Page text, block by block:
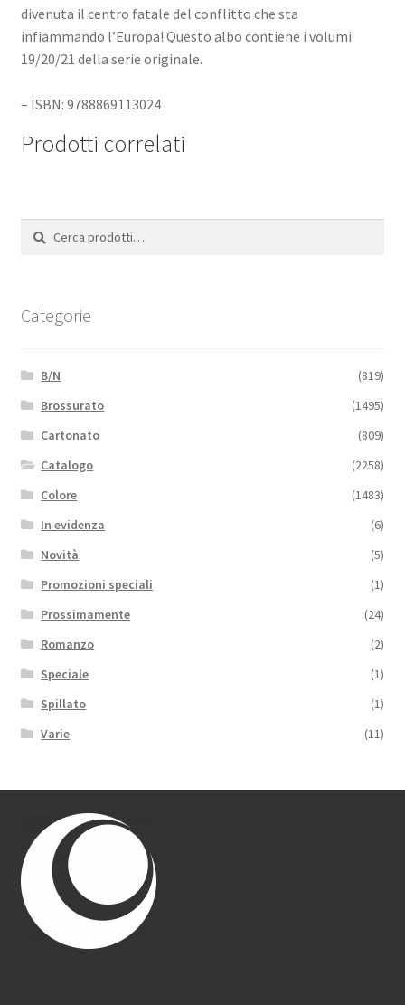
divenuta il centro fatale del conflitto che sta
infiammando l’Europa! Questo albo contiene i volumi
19/20/21 della serie originale.
– ISBN: 9788869113024
Prodotti correlati
Cerca:
Cerca
Categorie
B/N
(819)
Brossurato
(1495)
Cartonato
(809)
Catalogo
(2258)
Colore
(1483)
In evidenza
(6)
Novità
(5)
Promozioni speciali
(1)
Prossimamente
(24)
Romanzo
(2)
Speciale
(1)
Spillato
(1)
Varie
(11)